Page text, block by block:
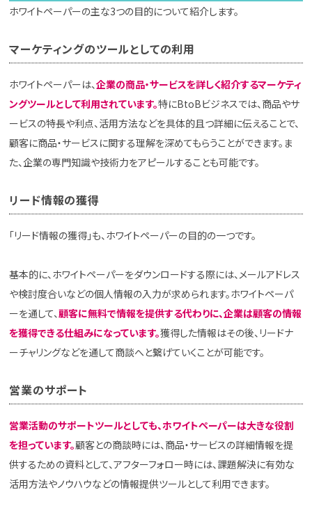
ホワイトペーパーの主な3つの目的について紹介します。
マーケティングのツールとしての利用
ホワイトペーパーは、企業の商品・サービスを詳しく紹介するマーケティ
ングツールとして利用されています。特にBtoBビジネスでは、商品やサ
ービスの特長や利点、活用方法などを具体的且つ詳細に伝えることで、
顧客に商品・サービスに関する理解を深めてもらうことができます。ま
た、企業の専門知識や技術力をアピールすることも可能です。
リード情報の獲得
「リード情報の獲得」も、ホワイトペーパーの目的の一つです。
基本的に、ホワイトペーパーをダウンロードする際には、メールアドレス
や検討度合いなどの個人情報の入力が求められます。ホワイトペーパ
ーを通して、顧客に無料で情報を提供する代わりに、企業は顧客の情報
を獲得できる仕組みになっています。獲得した情報はその後、リードナ
ーチャリングなどを通して商談へと繋げていくことが可能です。
営業のサポート
営業活動のサポートツールとしても、ホワイトペーパーは大きな役割
を担っています。顧客との商談時には、商品・サービスの詳細情報を提
供するための資料として、アフターフォロー時には、課題解決に有効な
活用方法やノウハウなどの情報提供ツールとして利用できます。